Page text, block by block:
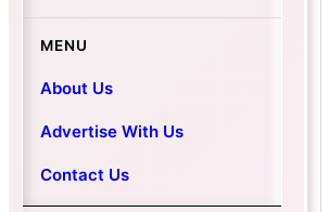
MENU
About Us
Advertise With Us
Contact Us